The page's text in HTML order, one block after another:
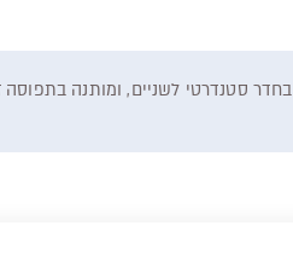
המחיר המוצג וזמינות החופשה כפופים לזמינות רכיבי ההזמנה במלאי ספקי השירותים// המחיר המוצג הוא